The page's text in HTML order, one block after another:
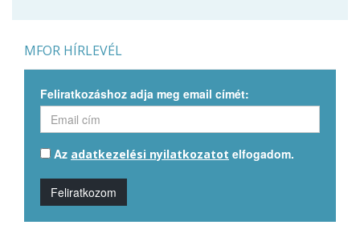
MFOR HÍRLEVÉL
Feliratkozáshoz adja meg email címét:
Az adatkezelési nyilatkozatot elfogadom.
Feliratkozom